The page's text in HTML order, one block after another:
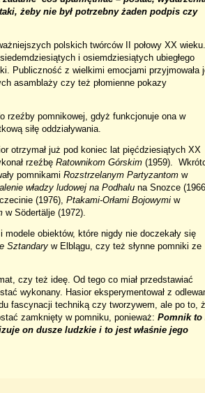
żeby nie był potrzebny żaden podpis czy
polskich twórców II połowy XX wieku.
i osiemdziesiątych ubiegłego
Publiczność z wielkimi emocjami przyjmowała
asamblaży czy też płomienne pokazy
rzeźby pomnikowej, gdyż funkcjonuje ona w
siłę oddziaływania.
otrzymał już pod koniec lat pięćdziesiątych XX
rzeźbę Ratownikom Górskim (1959).
pomnikami Rozstrzelanym Partyzantom w
władzy ludowej na Podhalu na Snozce
(1976), Ptakami-Orłami Bojowymi w
w Södertälje (1972).
obiektów, które nigdy nie doczekały się
Sztandary w Elblągu, czy też słynne pomniki ze
czy też ideę. Od tego co miał przedstawiać
wykonany. Hasior eksperymentował z
fascynacji techniką czy tworzywem, ale po to,
zamknięty w pomniku, ponieważ: Pomnik to
on dusze ludzkie i to jest właśnie jego